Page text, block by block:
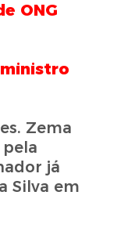
ONG
Zema
já
Silva em